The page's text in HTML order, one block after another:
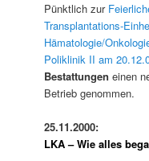
Pünktlich zur
Transplantations-
Hämatologie/
Poliklinik II am
Bestattungen einen
Betrieb genommen.
25.11.2000:
LKA – Wie alles